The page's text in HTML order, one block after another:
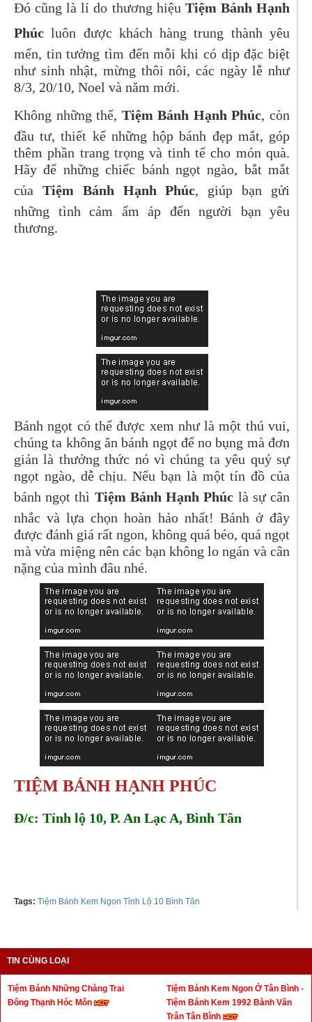
Đó cũng là lí do thương hiệu Tiệm Bánh Hạnh
Phúc luôn được khách hàng trung thành yêu
mến, tin tưởng tìm đến mỗi khi có dịp đặc biệt
như sinh nhật, mừng thôi nôi, các ngày lễ như
8/3, 20/10, Noel và năm mới.
Không những thế, Tiệm Bánh Hạnh Phúc, còn
đầu tư, thiết kế những hộp bánh đẹp mắt, góp
thêm phần trang trọng và tinh tế cho món quà.
Hãy để những chiếc bánh ngọt ngào, bắt mắt
của Tiệm Bánh Hạnh Phúc, giúp bạn gửi
những tình cảm ấm áp đến người bạn yêu
thương.
Bánh ngọt có thể được xem như là một thú vui,
chúng ta không ăn bánh ngọt để no bụng mà đơn
giản là thưởng thức nó vì chúng ta yêu quý sự
ngọt ngào, dễ chịu. Nếu bạn là một tín đồ của
bánh ngọt thì Tiệm Bánh Hạnh Phúc là sự cân
nhắc và lựa chọn hoàn hảo nhất! Bánh ở đây
được đánh giá rất ngon, không quá béo, quá ngọt
mà vừa miệng nên các bạn không lo ngán và cân
nặng của mình đâu nhé.
TIỆM BÁNH HẠNH PHÚC
Đ/c: Tỉnh lộ 10, P. An Lạc A, Bình Tân
Tags: Tiệm Bánh Kem Ngon Tỉnh Lộ 10 Bình Tân
TIN CÙNG LOẠI
Tiệm Bánh Những Chàng Trai
Đông Thạnh Hóc Môn
Tiệm Bánh Kem Ngon Ở Tân Bình -
Tiệm Bánh Kem 1992 Bành Văn
Trân Tân Bình